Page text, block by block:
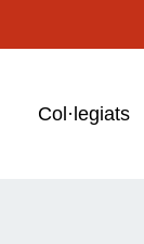
Col·legiats